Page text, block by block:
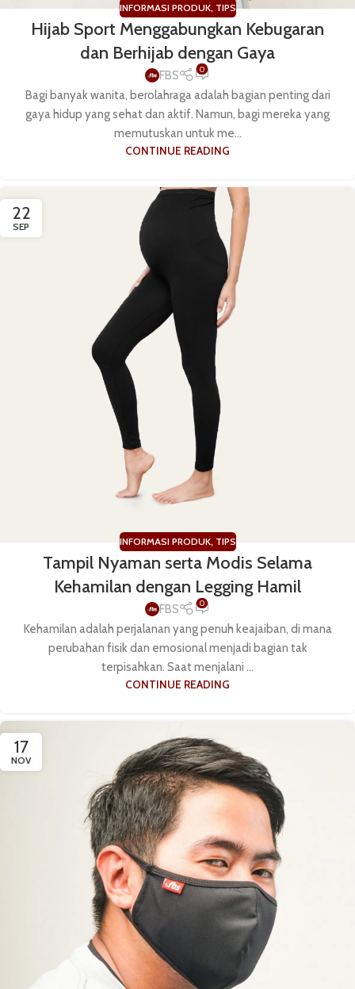
INFORMASI PRODUK, TIPS
Hijab Sport Menggabungkan Kebugaran
dan Berhijab dengan Gaya
FBS 0
Bagi banyak wanita, berolahraga adalah bagian penting dari
gaya hidup yang sehat dan aktif. Namun, bagi mereka yang
memutuskan untuk me...
CONTINUE READING
22
SEP
INFORMASI PRODUK, TIPS
Tampil Nyaman serta Modis Selama
Kehamilan dengan Legging Hamil
FBS 0
Kehamilan adalah perjalanan yang penuh keajaiban, di mana
perubahan fisik dan emosional menjadi bagian tak
terpisahkan. Saat menjalani ...
CONTINUE READING
17
NOV